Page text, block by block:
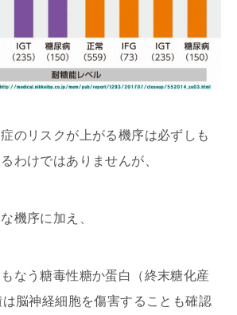
のリスクが上がる機序は必ずしも
わけではありませんが、
機序に加え、
なう糖毒性糖か蛋白（終末糖化産
脳神経細胞を傷害することも確認